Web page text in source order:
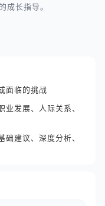
成长指导。
面临的挑战
业发展、人际关系、
础建议、深度分析、